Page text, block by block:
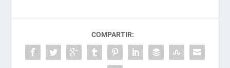
COMPARTIR: